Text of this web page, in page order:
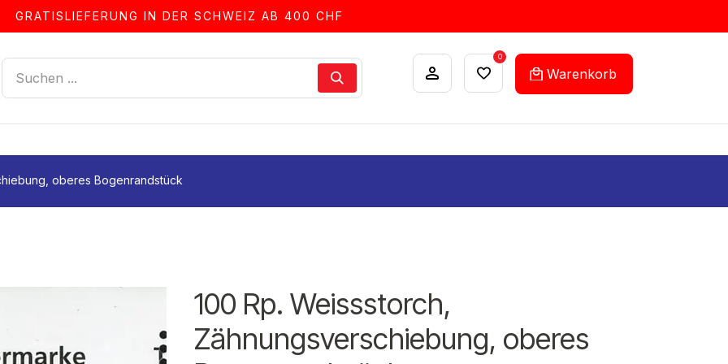
GRATISLIEFERUNG IN DER SCHWEIZ AB 400 CHF
0
Warenkorb
oberes Bogenrandstück
100 Rp. Weissstorch,
Zähnungsverschiebung, oberes